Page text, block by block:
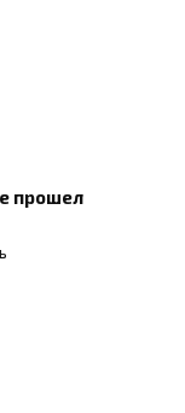
прошел